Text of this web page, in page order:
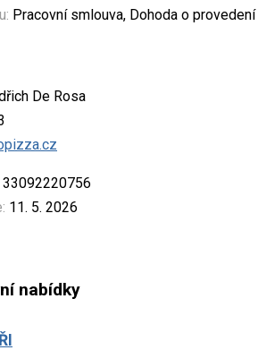
Pracovní smlouva, Dohoda o
De Rosa
33092220756
11. 5. 2026
nabídky